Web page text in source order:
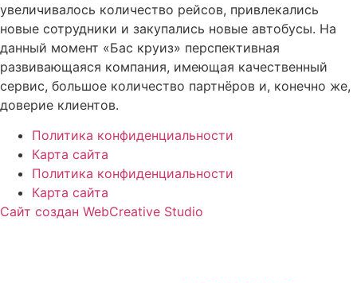
увеличивалось количество рейсов, привлекались
новые сотрудники и закупались новые автобусы. На
данный момент «Бас круиз» перспективная
развивающаяся компания, имеющая качественный
сервис, большое количество партнёров и, конечно же,
доверие клиентов.
Политика конфиденциальности
Карта сайта
Политика конфиденциальности
Карта сайта
Сайт создан WebCreative Studio